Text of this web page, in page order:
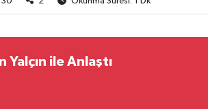
Yalçın ile Anlaştı